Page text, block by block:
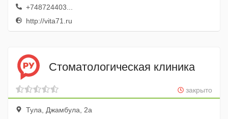
+748724403...
http://vita71.ru
Стоматологическая клиника
закрыто
Тула, Джамбула, 2а